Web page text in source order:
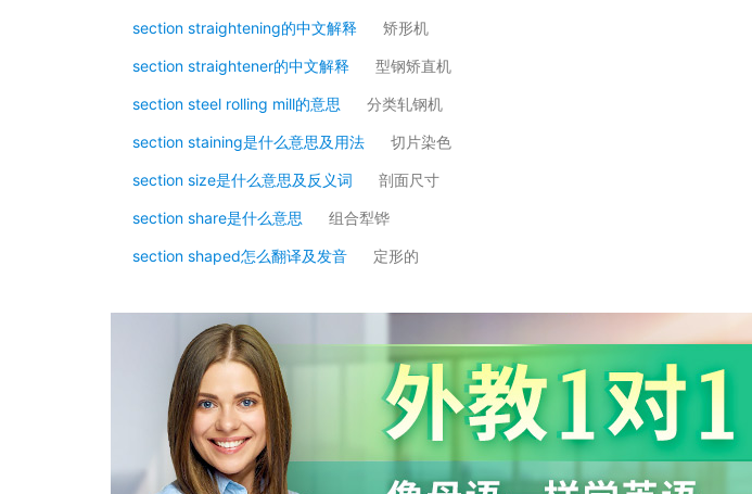
section straightening的中文解释 矫形机
section straightener的中文解释 型钢矫直机
section steel rolling mill的意思 分类轧钢机
section staining是什么意思及用法 切片染色
section size是什么意思及反义词 剖面尺寸
section share是什么意思 组合犁铧
section shaped怎么翻译及发音 定形的